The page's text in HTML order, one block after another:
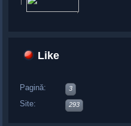
Like
Pagină: 3
Site: 293